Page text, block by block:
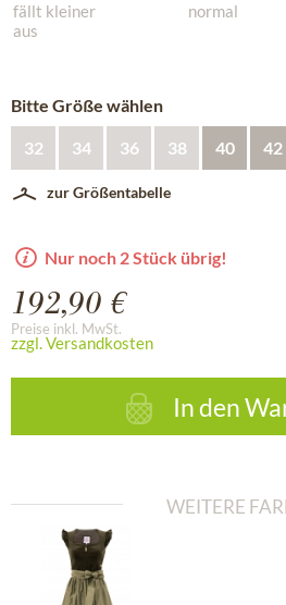
fällt kleiner
aus
normal
Bitte Größe wählen
32 34 36 38 40 42
zur Größentabelle
Nur noch 2 Stück übrig!
192,90 €
Preise inkl. MwSt.
zzgl. Versandkosten
In den
WEITERE